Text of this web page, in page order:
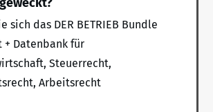
sich das DER BETRIEB Bundle
+ Datenbank für
Steuerrecht,
Arbeitsrecht